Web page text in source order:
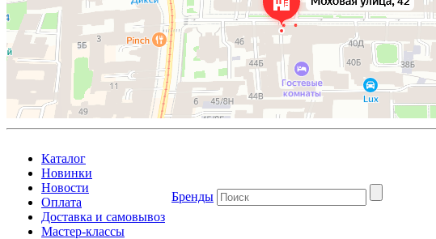
Каталог
Новинки
Новости
Оплата
Доставка и самовывоз
Мастер-классы
Бренды